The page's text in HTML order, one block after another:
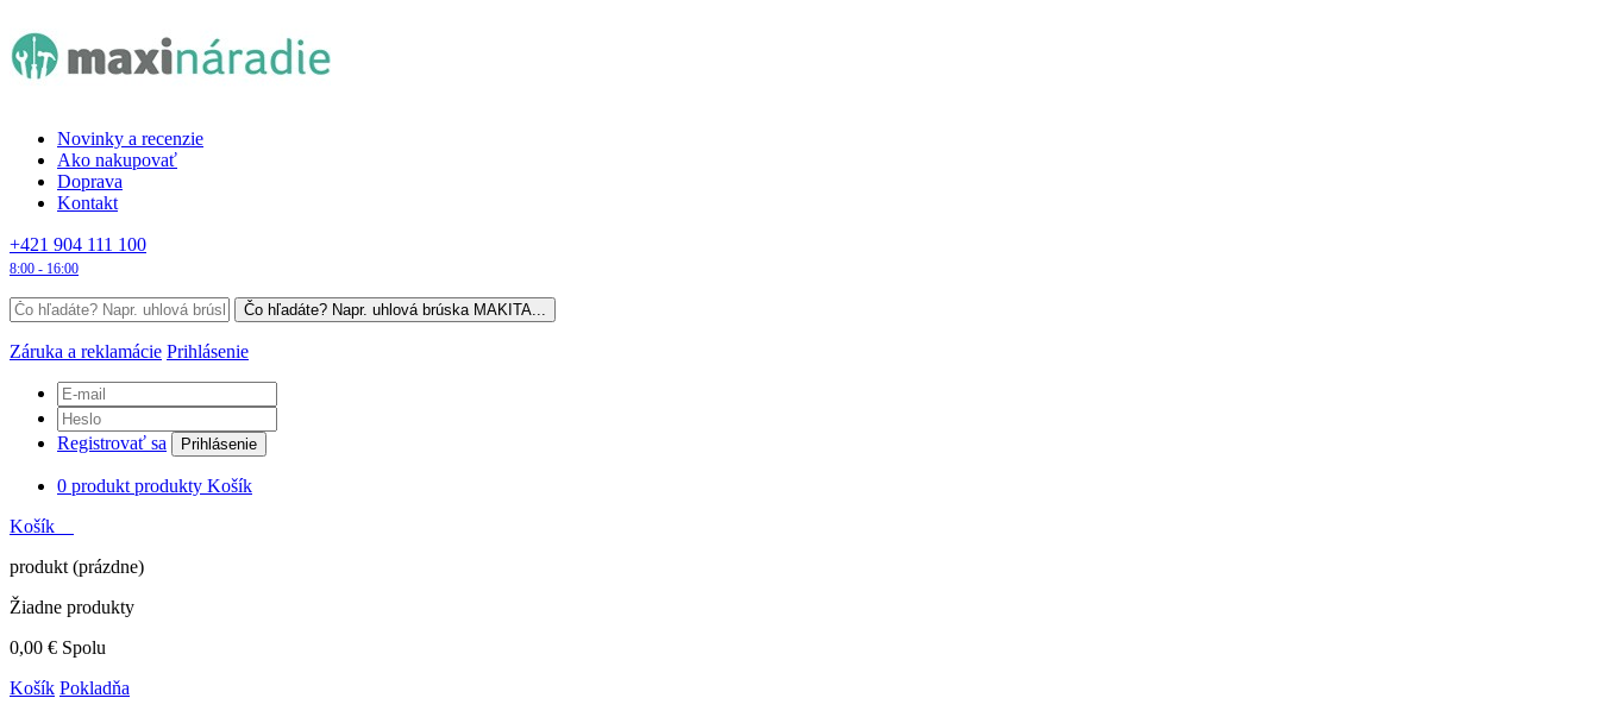
Novinky a recenzie
Ako nakupovať
Doprava
Kontakt
+421 904 111 100
8:00 - 16:00
Záruka a reklamácie Prihlásenie
Registrovať sa Prihlásenie
0 produkt produkty Košík
Košík
produkt (prázdne)
Žiadne produkty
0,00 € Spolu
Košík Pokladňa